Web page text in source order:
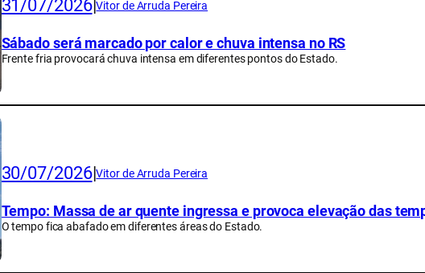
31/07/2026|Vitor de Arruda Pereira
Sábado será marcado por calor e chuva intensa no RS
Frente fria provocará chuva intensa em diferentes pontos do Estado.
30/07/2026|Vitor de Arruda Pereira
Tempo: Massa de ar quente ingressa e provoca elevação das
O tempo fica abafado em diferentes áreas do Estado.